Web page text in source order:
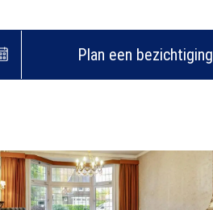
Plan een bezichtiging